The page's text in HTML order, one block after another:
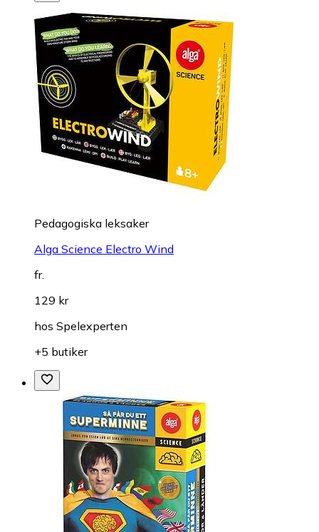
Pedagogiska leksaker
Alga Science Electro Wind
fr.
129 kr
hos Spelexperten
+5 butiker